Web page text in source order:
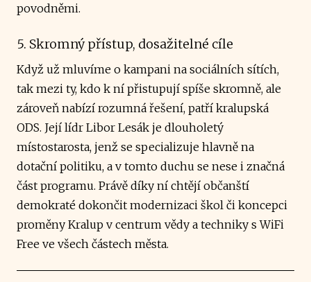
povodněmi.
5. Skromný přístup, dosažitelné cíle
Když už mluvíme o kampani na sociálních sítích,
tak mezi ty, kdo k ní přistupují spíše skromně, ale
zároveň nabízí rozumná řešení, patří kralupská
ODS. Její lídr Libor Lesák je dlouholetý
místostarosta, jenž se specializuje hlavně na
dotační politiku, a v tomto duchu se nese i značná
část programu. Právě díky ní chtějí občanští
demokraté dokončit modernizaci škol či koncepci
proměny Kralup v centrum vědy a techniky s WiFi
Free ve všech částech města.